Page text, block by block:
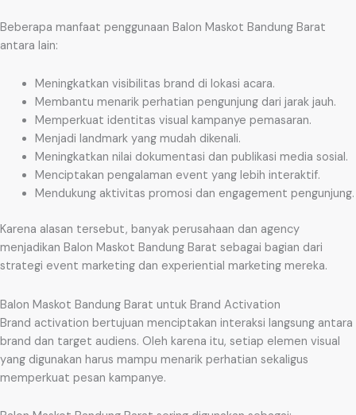
Beberapa manfaat penggunaan Balon Maskot Bandung Barat
antara lain:
Meningkatkan visibilitas brand di lokasi acara.
Membantu menarik perhatian pengunjung dari jarak jauh.
Memperkuat identitas visual kampanye pemasaran.
Menjadi landmark yang mudah dikenali.
Meningkatkan nilai dokumentasi dan publikasi media sosial.
Menciptakan pengalaman event yang lebih interaktif.
Mendukung aktivitas promosi dan engagement pengunjung.
Karena alasan tersebut, banyak perusahaan dan agency
menjadikan Balon Maskot Bandung Barat sebagai bagian dari
strategi event marketing dan experiential marketing mereka.
Balon Maskot Bandung Barat untuk Brand Activation
Brand activation bertujuan menciptakan interaksi langsung antara
brand dan target audiens. Oleh karena itu, setiap elemen visual
yang digunakan harus mampu menarik perhatian sekaligus
memperkuat pesan kampanye.